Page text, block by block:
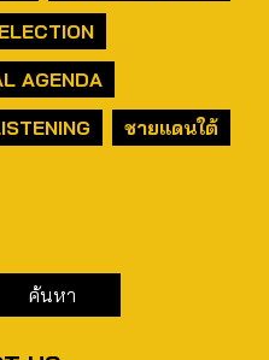
AGENDA
ชายแดนใต้